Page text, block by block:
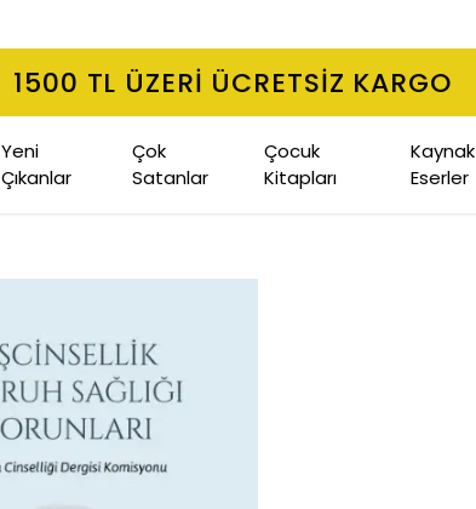
1500 TL ÜZERI ÜCRETSIZ KARGO
Yeni
Çıkanlar
Çok
Satanlar
Çocuk
Kitapları
Kaynak
Eserler